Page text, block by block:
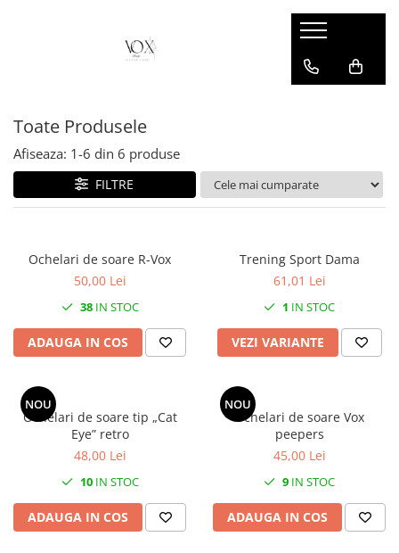
Toate Produsele
Afiseaza: 1-6 din 6 produse
FILTRE
Ochelari de soare R-Vox
50,00 Lei
38IN STOC
ADAUGA IN COS
Trening Sport Dama
61,01 Lei
1 IN STOC
VEZI VARIANTE
NOU
Ochelari de soare tip „Cat
Eye” retro
48,00 Lei
10IN STOC
ADAUGA IN COS
NOU
Ochelari de soare Vox
peepers
45,00 Lei
9 IN STOC
ADAUGA IN COS